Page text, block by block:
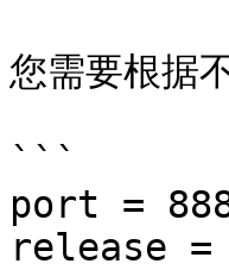
您需要根
```
port =